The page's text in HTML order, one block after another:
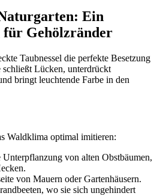
Ein
Gehölzränder
Taubnessel die perfekte Besetzung
Lücken, unterdrückt
bringt leuchtende Farbe in den
Waldklima optimal imitieren:
von alten Obstbäumen,
von Mauern oder Gartenhäusern.
wo sie sich ungehindert